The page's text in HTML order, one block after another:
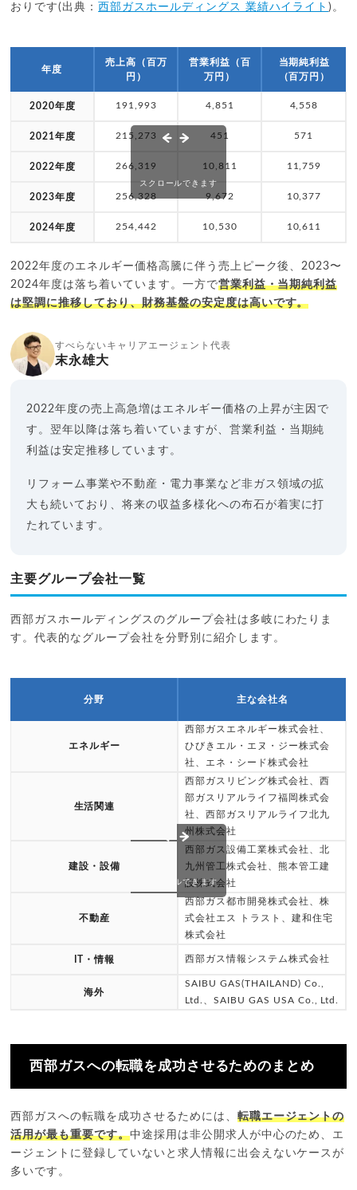
おりです(出典：西部ガスホールディングス 業績ハイライト)。
年度
売上高（百万
円）
営業利益（百
万円）
当期純利益
（百万円）
2020年度 191,993 4,851 4,558
2021年度 215,273 451 571
2022年度 266,319 10,811 11,759
2023年度 256,328 9,672 10,377
2024年度 254,442 10,530 10,611
スクロールできます
2022年度のエネルギー価格高騰に伴う売上ピーク後、2023〜
2024年度は落ち着いています。一方で営業利益・当期純利益
は堅調に推移しており、財務基盤の安定度は高いです。
すべらないキャリアエージェント代表
末永雄大
2022年度の売上高急増はエネルギー価格の上昇が主因で
す。翌年以降は落ち着いていますが、営業利益・当期純
利益は安定推移しています。
リフォーム事業や不動産・電力事業など非ガス領域の拡
大も続いており、将来の収益多様化への布石が着実に打
たれています。
主要グループ会社一覧
西部ガスホールディングスのグループ会社は多岐にわたりま
す。代表的なグループ会社を分野別に紹介します。
分野 主な会社名
エネルギー
西部ガスエネルギー株式会社、
ひびきエル・エヌ・ジー株式会
社、エネ・シード株式会社
生活関連
西部ガスリビング株式会社、西
部ガスリアルライフ福岡株式会
社、西部ガスリアルライフ北九
州株式会社
建設・設備
西部ガス設備工業株式会社、北
九州管工株式会社、熊本管工建
設株式会社
不動産
西部ガス都市開発株式会社、株
式会社エス トラスト、建和住宅
株式会社
IT・情報 西部ガス情報システム株式会社
海外
SAIBU GAS(THAILAND) Co.,
Ltd.、SAIBU GAS USA Co., Ltd.
スクロールできます
西部ガスへの転職を成功させるためのまとめ
西部ガスへの転職を成功させるためには、 転職エージェントの
活用が最も重要です。中途採用は非公開求人が中心のため、エ
ージェントに登録していないと求人情報に出会えないケースが
多いです。